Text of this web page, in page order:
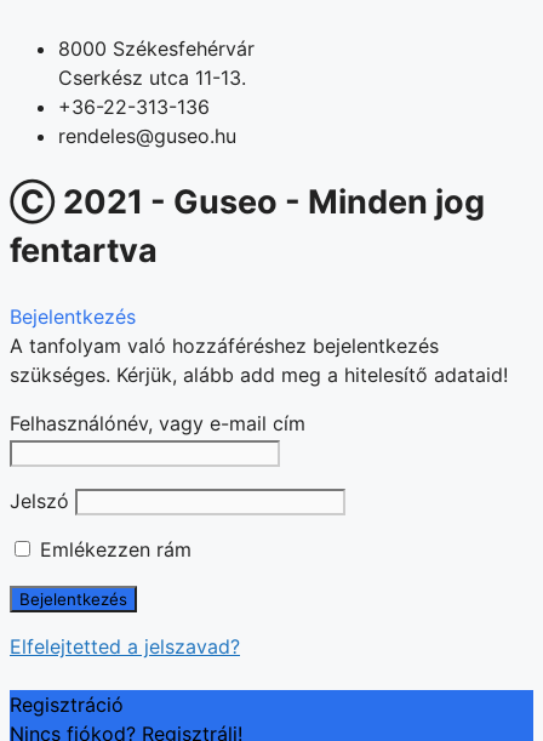
8000 Székesfehérvár
Cserkész utca 11-13.
+36-22-313-136
rendeles@guseo.hu
Ⓒ 2021 - Guseo - Minden jog
fentartva
Bejelentkezés
A tanfolyam való hozzáféréshez bejelentkezés
szükséges. Kérjük, alább add meg a hitelesítő adataid!
Felhasználónév, vagy e-mail cím
Jelszó
Emlékezzen rám
Elfelejtetted a jelszavad?
Regisztráció
Nincs fiókod? Regisztrálj!